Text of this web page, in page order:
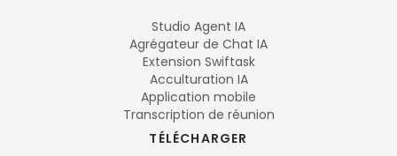
Studio Agent IA
Agrégateur de Chat IA
Extension Swiftask
Acculturation IA
Application mobile
Transcription de réunion
TÉLÉCHARGER